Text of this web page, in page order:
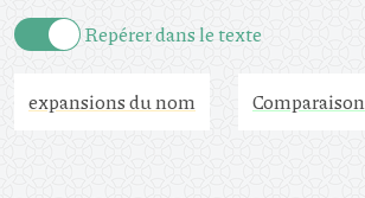
Repérer dans le texte
expansions du nom Comparaison